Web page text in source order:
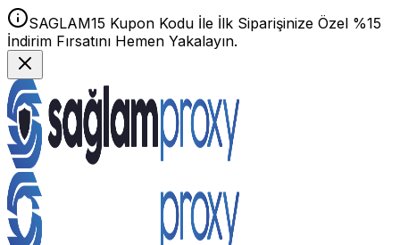
SAGLAM15 Kupon Kodu İle İlk Siparişinize Özel %15
İndirim Fırsatını Hemen Yakalayın.